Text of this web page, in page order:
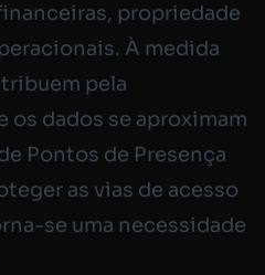
propriedade
À medida
pela
os dados se aproximam
Pontos de Presença
as vias de acesso
se uma necessidade